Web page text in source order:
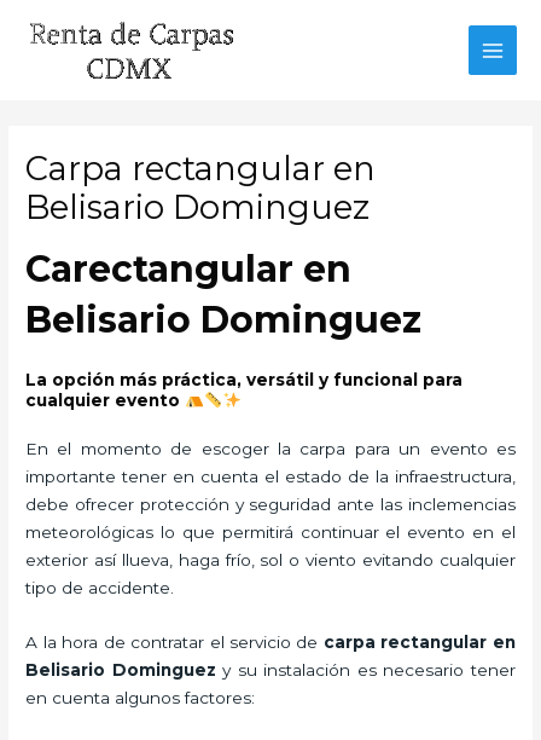
Carpa rectangular en
Belisario Dominguez
Carectangular en
Belisario Dominguez
La opción más práctica, versátil y funcional para
cualquier evento
En el momento de escoger la carpa para un evento es
importante tener en cuenta el estado de la infraestructura,
debe ofrecer protección y seguridad ante las inclemencias
meteorológicas lo que permitirá continuar el evento en el
exterior así llueva, haga frío, sol o viento evitando cualquier
tipo de accidente.
A la hora de contratar el servicio de carpa rectangular en
Belisario Dominguez y su instalación es necesario tener
en cuenta algunos factores: